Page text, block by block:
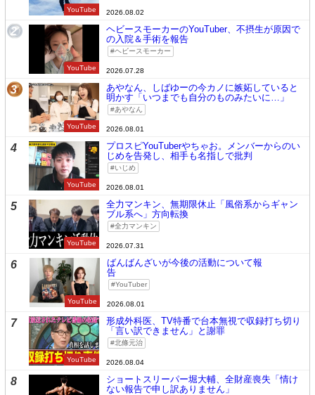
YouTube 2026.08.02
2
YouTube
ヘビースモーカーのYouTuber、不摂生が原因で
の入院＆手術を報告
ヘビースモーカー
2026.07.28
3
YouTube
あやなん、しばゆーの今カノに嫉妬していると
明かす「いつまでも自分のものみたいに…」
あやなん
2026.08.01
4
YouTube
プロスピYouTuberやちゃお。メンバーからのい
じめを告発し、相手も名指しで批判
いじめ
2026.08.01
5
YouTube
全力マンキン、無期限休止「風俗系からギャン
ブル系へ」方向転換
全力マンキン
2026.07.31
6
YouTube
ばんばんざいが今後の活動について報
告
YouTuber
2026.08.01
7
YouTube
形成外科医、TV特番で台本無視で収録打ち切り
「言い訳できません」と謝罪
北條元治
2026.08.04
8
ショートスリーパー堀大輔、全財産喪失「情け
ない報告で申し訳ありません」